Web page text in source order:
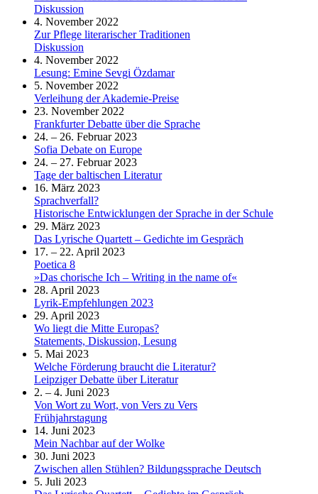
Diskussion
4. November 2022
Zur Pflege literarischer Traditionen
Diskussion
4. November 2022
Lesung: Emine Sevgi Özdamar
5. November 2022
Verleihung der Akademie-Preise
23. November 2022
Frankfurter Debatte über die Sprache
24. – 26. Februar 2023
Sofia Debate on Europe
24. – 27. Februar 2023
Tage der baltischen Literatur
16. März 2023
Sprachverfall?
Historische Entwicklungen der Sprache in der Schule
29. März 2023
Das Lyrische Quartett – Gedichte im Gespräch
17. – 22. April 2023
Poetica 8
»Das chorische Ich – Writing in the name of«
28. April 2023
Lyrik-Empfehlungen 2023
29. April 2023
Wo liegt die Mitte Europas?
Statements, Diskussion, Lesung
5. Mai 2023
Welche Förderung braucht die Literatur?
Leipziger Debatte über Literatur
2. – 4. Juni 2023
Von Wort zu Wort, von Vers zu Vers
Frühjahrstagung
14. Juni 2023
Mein Nachbar auf der Wolke
30. Juni 2023
Zwischen allen Stühlen? Bildungssprache Deutsch
5. Juli 2023